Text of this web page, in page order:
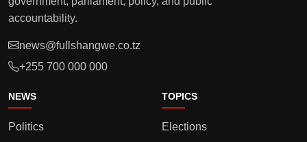
accountability.
news@fullshangwe.co.tz
+255 700 000 000
NEWS
Politics
TOPICS
Elections